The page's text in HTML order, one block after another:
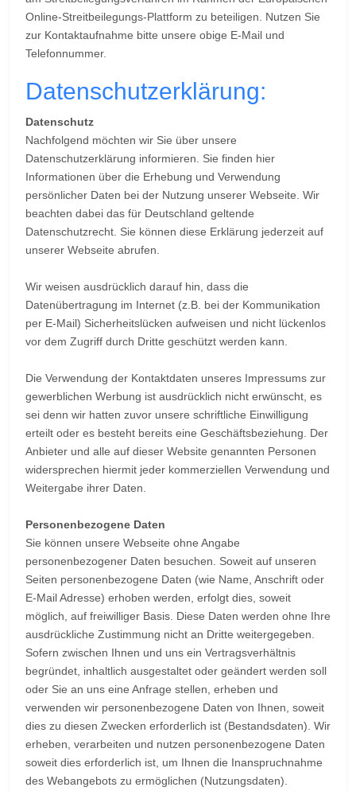
Online-Streitbeilegungs-Plattform zu beteiligen. Nutzen Sie
zur Kontaktaufnahme bitte unsere obige E-Mail und
Telefonnummer.
Datenschutzerklärung:
Datenschutz
Nachfolgend möchten wir Sie über unsere
Datenschutzerklärung informieren. Sie finden hier
Informationen über die Erhebung und Verwendung
persönlicher Daten bei der Nutzung unserer Webseite. Wir
beachten dabei das für Deutschland geltende
Datenschutzrecht. Sie können diese Erklärung jederzeit auf
unserer Webseite abrufen.
Wir weisen ausdrücklich darauf hin, dass die
Datenübertragung im Internet (z.B. bei der Kommunikation
per E-Mail) Sicherheitslücken aufweisen und nicht lückenlos
vor dem Zugriff durch Dritte geschützt werden kann.
Die Verwendung der Kontaktdaten unseres Impressums zur
gewerblichen Werbung ist ausdrücklich nicht erwünscht, es
sei denn wir hatten zuvor unsere schriftliche Einwilligung
erteilt oder es besteht bereits eine Geschäftsbeziehung. Der
Anbieter und alle auf dieser Website genannten Personen
widersprechen hiermit jeder kommerziellen Verwendung und
Weitergabe ihrer Daten.
Personenbezogene Daten
Sie können unsere Webseite ohne Angabe
personenbezogener Daten besuchen. Soweit auf unseren
Seiten personenbezogene Daten (wie Name, Anschrift oder
E-Mail Adresse) erhoben werden, erfolgt dies, soweit
möglich, auf freiwilliger Basis. Diese Daten werden ohne Ihre
ausdrückliche Zustimmung nicht an Dritte weitergegeben.
Sofern zwischen Ihnen und uns ein Vertragsverhältnis
begründet, inhaltlich ausgestaltet oder geändert werden soll
oder Sie an uns eine Anfrage stellen, erheben und
verwenden wir personenbezogene Daten von Ihnen, soweit
dies zu diesen Zwecken erforderlich ist (Bestandsdaten). Wir
erheben, verarbeiten und nutzen personenbezogene Daten
soweit dies erforderlich ist, um Ihnen die Inanspruchnahme
des Webangebots zu ermöglichen (Nutzungsdaten).